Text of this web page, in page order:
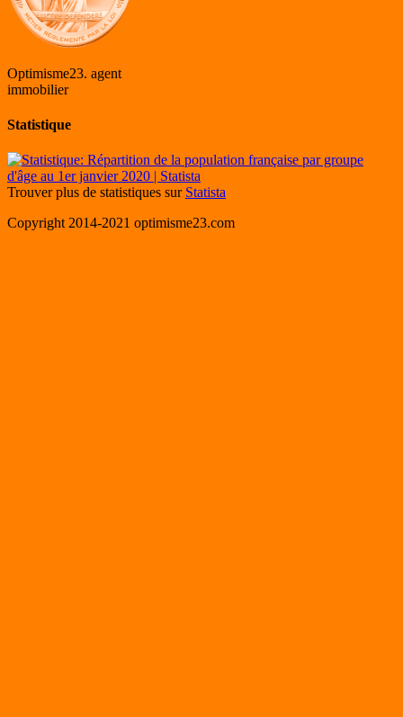
Optimisme23. agent
immobilier
Statistique
Trouver plus de statistiques sur Statista
Copyright 2014-2021 optimisme23.com